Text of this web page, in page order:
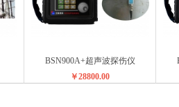
BSN900A+超声波探伤仪
￥28800.00